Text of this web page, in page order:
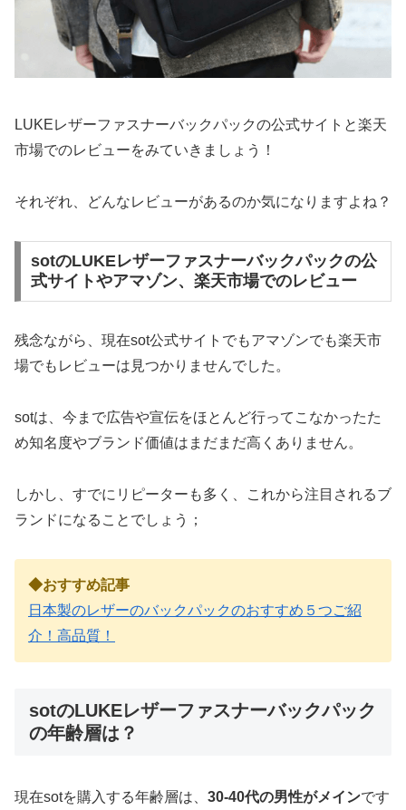
LUKEレザーファスナーバックパックの公式サイトと楽天
市場でのレビューをみていきましょう！
それぞれ、どんなレビューがあるのか気になりますよね？
sotのLUKEレザーファスナーバックパックの公
式サイトやアマゾン、楽天市場でのレビュー
残念ながら、現在sot公式サイトでもアマゾンでも楽天市
場でもレビューは見つかりませんでした。
sotは、今まで広告や宣伝をほとんど行ってこなかったた
め知名度やブランド価値はまだまだ高くありません。
しかし、すでにリピーターも多く、これから注目されるブ
ランドになることでしょう；
◆おすすめ記事
日本製のレザーのバックパックのおすすめ５つご紹
介！高品質！
sotのLUKEレザーファスナーバックパック
の年齢層は？
現在sotを購入する年齢層は、 30-40代の男性がメインです